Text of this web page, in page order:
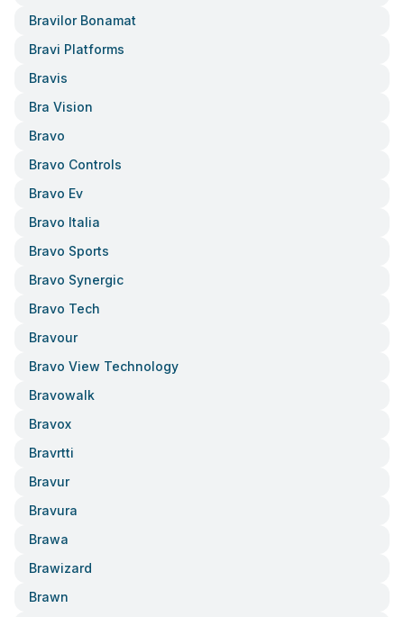
Bravilor Bonamat
Bravi Platforms
Bravis
Bra Vision
Bravo
Bravo Controls
Bravo Ev
Bravo Italia
Bravo Sports
Bravo Synergic
Bravo Tech
Bravour
Bravo View Technology
Bravowalk
Bravox
Bravrtti
Bravur
Bravura
Brawa
Brawizard
Brawn